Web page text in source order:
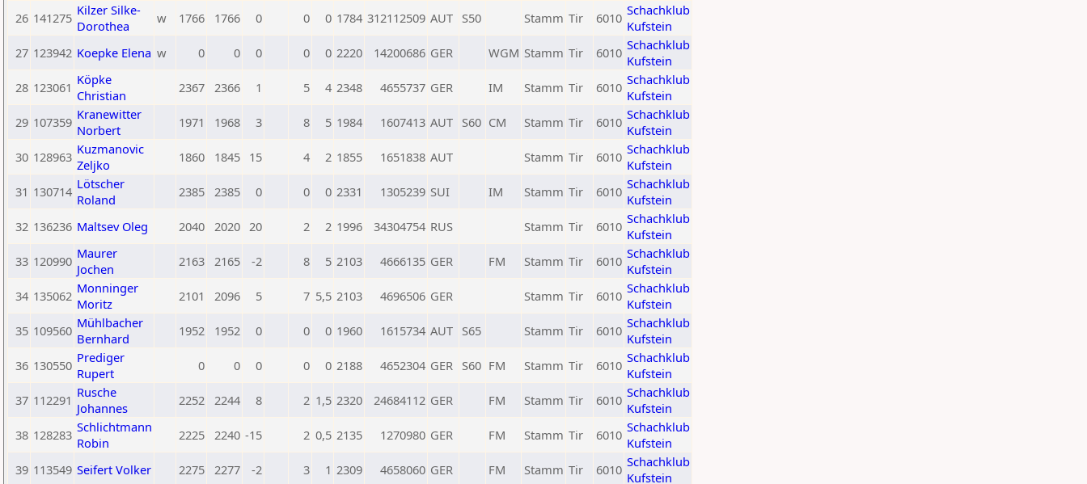
26 141275 Kilzer Silke-
Dorothea
w 1766 1766 0 0 0 1784 312112509 AUT S50 Stamm Tir 6010 Schachklub
Kufstein
27 123942 Koepke Elena w 0 0 0 0 0 2220 14200686 GER WGM Stamm Tir 6010 Schachklub
Kufstein
28 123061 Köpke
Christian
2367 2366 1 5 4 2348 4655737 GER IM Stamm Tir 6010 Schachklub
Kufstein
29 107359 Kranewitter
Norbert
1971 1968 3 8 5 1984 1607413 AUT S60 CM Stamm Tir 6010 Schachklub
Kufstein
30 128963 Kuzmanovic
Zeljko
1860 1845 15 4 2 1855 1651838 AUT Stamm Tir 6010 Schachklub
Kufstein
31 130714 Lötscher
Roland
2385 2385 0 0 0 2331 1305239 SUI IM Stamm Tir 6010 Schachklub
Kufstein
32 136236 Maltsev Oleg 2040 2020 20 2 2 1996 34304754 RUS Stamm Tir 6010 Schachklub
Kufstein
33 120990 Maurer
Jochen
2163 2165 -2 8 5 2103 4666135 GER FM Stamm Tir 6010 Schachklub
Kufstein
34 135062 Monninger
Moritz
2101 2096 5 7 5,5 2103 4696506 GER Stamm Tir 6010 Schachklub
Kufstein
35 109560 Mühlbacher
Bernhard
1952 1952 0 0 0 1960 1615734 AUT S65 Stamm Tir 6010 Schachklub
Kufstein
36 130550 Prediger
Rupert
0 0 0 0 0 2188 4652304 GER S60 FM Stamm Tir 6010 Schachklub
Kufstein
37 112291 Rusche
Johannes
2252 2244 8 2 1,5 2320 24684112 GER FM Stamm Tir 6010 Schachklub
Kufstein
38 128283 Schlichtmann
Robin
2225 2240 -15 2 0,5 2135 1270980 GER FM Stamm Tir 6010 Schachklub
Kufstein
39 113549 Seifert Volker 2275 2277 -2 3 1 2309 4658060 GER FM Stamm Tir 6010 Schachklub
Kufstein